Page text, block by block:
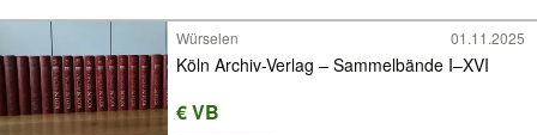
Würselen 01.11.2025
Köln Archiv-Verlag – Sammelbände I–XVI
€ VB